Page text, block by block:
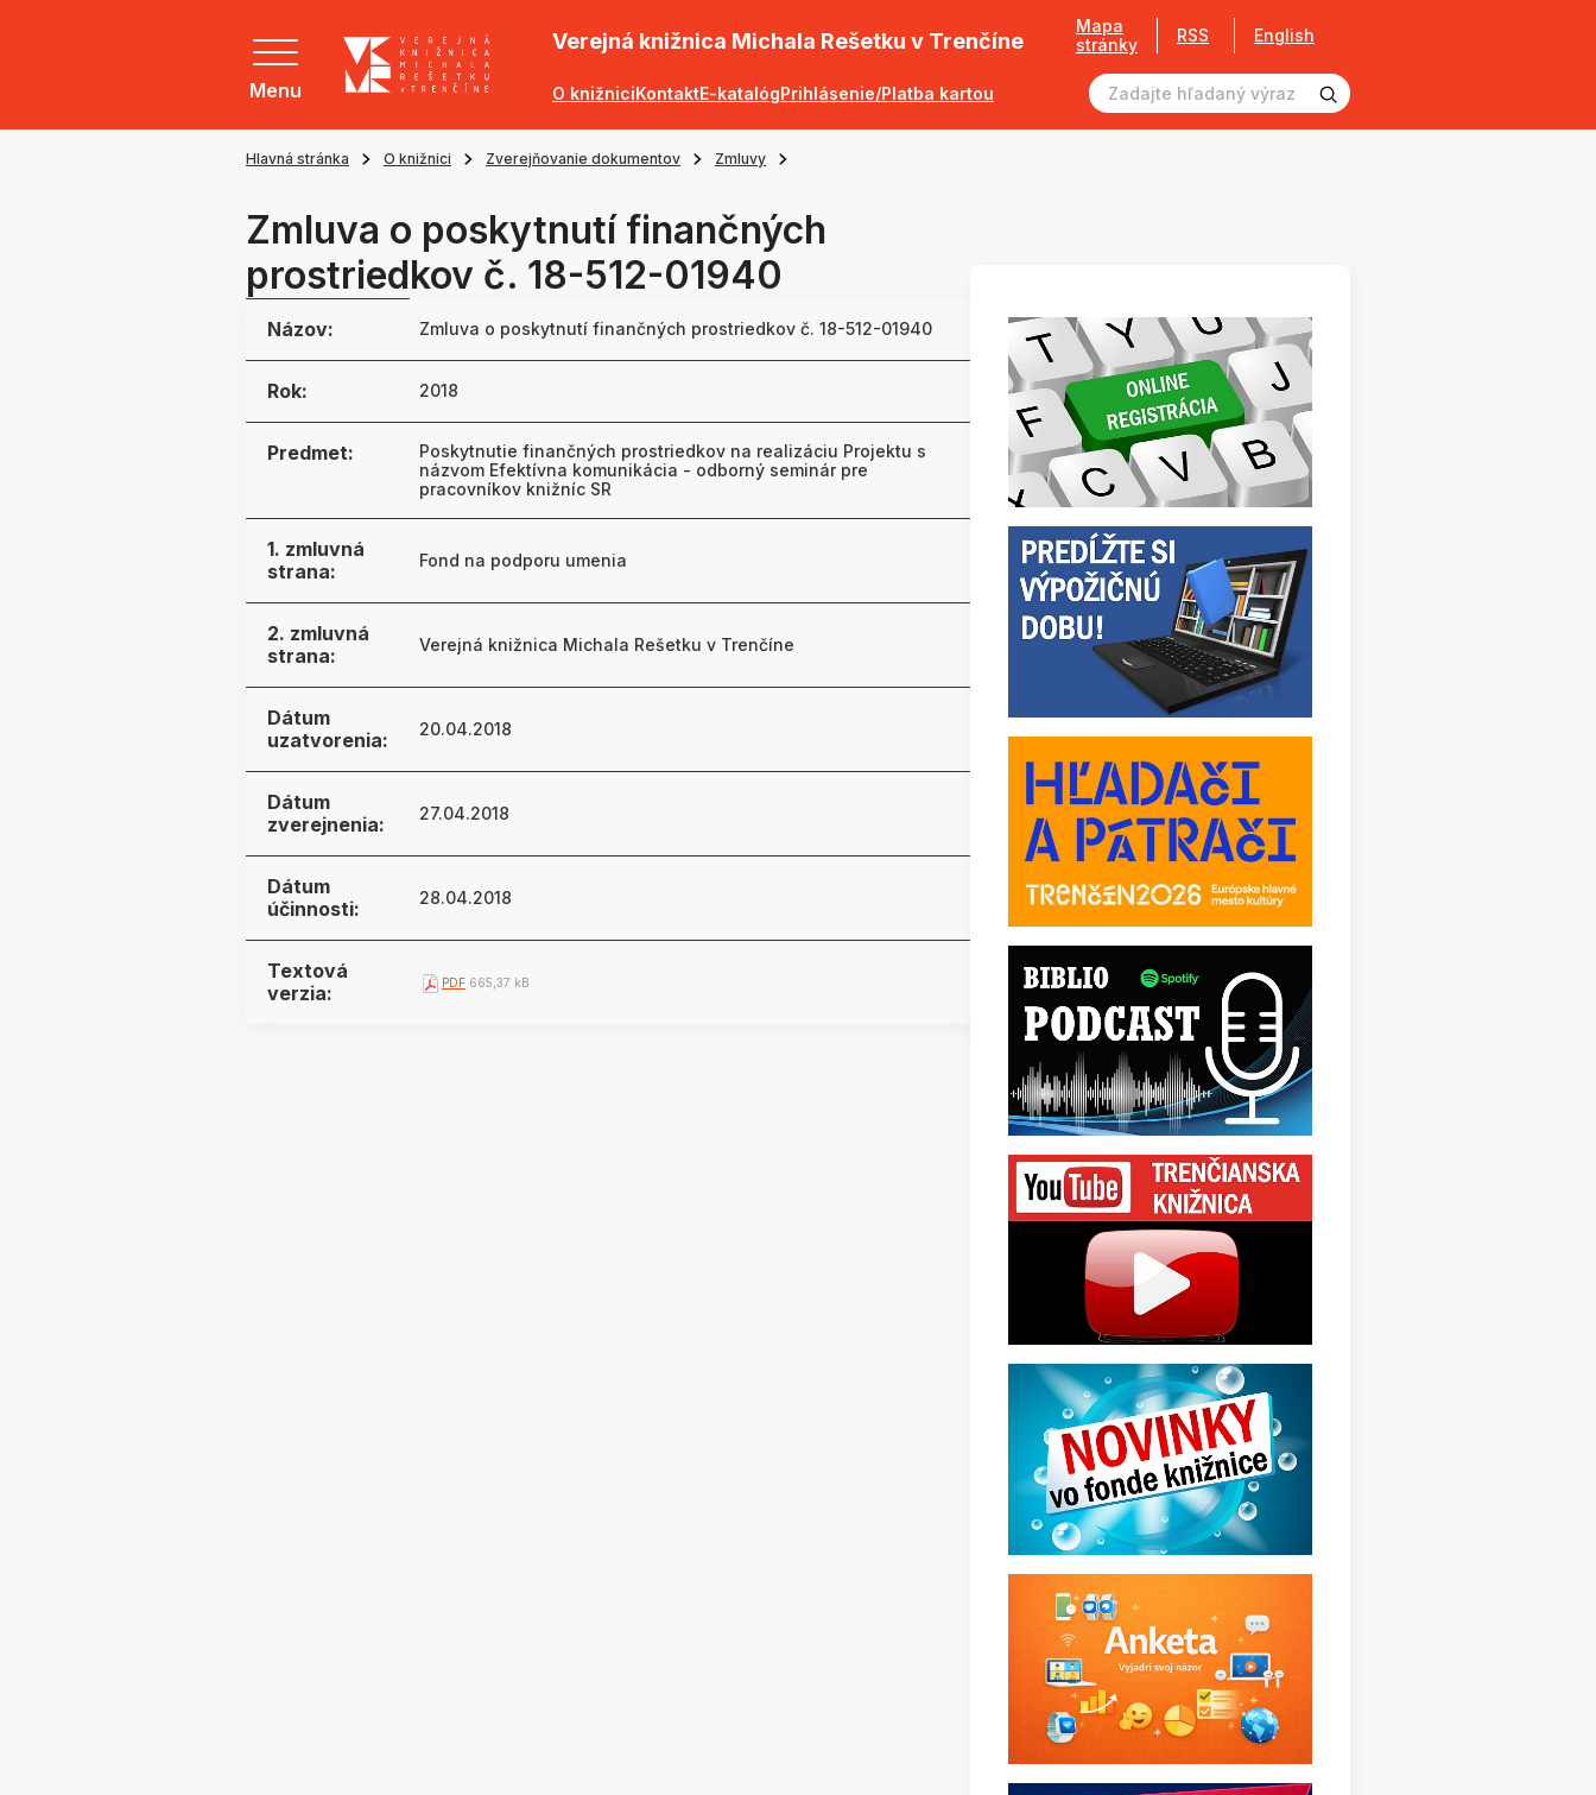
Menu
Verejná knižnica Michala Rešetku v Trenčíne
O knižniciKontaktE-katalógPrihlásenie/Platba kartou
Mapa
stránky
RSS English
Hlavná stránka O knižnici Zverejňovanie dokumentov Zmluvy
Zmluva o poskytnutí finančných
prostriedkov č. 18-512-01940
Názov: Zmluva o poskytnutí finančných prostriedkov č. 18-512-01940
Rok: 2018
Predmet:
Poskytnutie finančných prostriedkov na realizáciu Projektu s
názvom Efektívna komunikácia - odborný seminár pre
pracovníkov knižníc SR
1. zmluvná
strana:
Fond na podporu umenia
2. zmluvná
strana:
Verejná knižnica Michala Rešetku v Trenčíne
Dátum
uzatvorenia:
20.04.2018
Dátum
zverejnenia:
27.04.2018
Dátum
účinnosti:
28.04.2018
Textová
verzia:
PDF 665,37 kB